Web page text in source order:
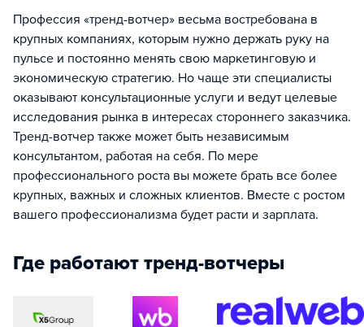
Профессия «тренд-вотчер» весьма востребована в
крупных компаниях, которым нужно держать руку на
пульсе и постоянно менять свою маркетинговую и
экономическую стратегию. Но чаще эти специалисты
оказывают консультационные услуги и ведут целевые
исследования рынка в интересах стороннего заказчика.
Тренд-вотчер также может быть независимым
консультантом, работая на себя. По мере
профессионального роста вы можете брать все более
крупных, важных и сложных клиентов. Вместе с ростом
вашего профессионализма будет расти и зарплата.
Где работают тренд-вотчеры